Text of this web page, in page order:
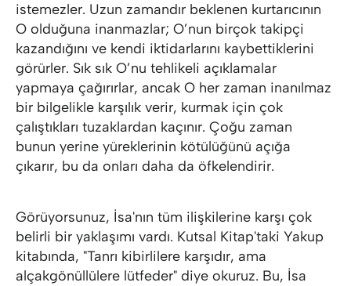
istemezler. Uzun zamandır beklenen kurtarıcının
O olduğuna inanmazlar; O’nun birçok takipçi
kazandığını ve kendi iktidarlarını kaybettiklerini
görürler. Sık sık O’nu tehlikeli açıklamalar
yapmaya çağırırlar, ancak O her zaman inanılmaz
bir bilgelikle karşılık verir, kurmak için çok
çalıştıkları tuzaklardan kaçınır. Çoğu zaman
bunun yerine yüreklerinin kötülüğünü açığa
çıkarır, bu da onları daha da öfkelendirir.
Görüyorsunuz, İsa'nın tüm ilişkilerine karşı çok
belirli bir yaklaşımı vardı. Kutsal Kitap'taki Yakup
kitabında, "Tanrı kibirlilere karşıdır, ama
alçakgönüllülere lütfeder" diye okuruz. Bu, İsa